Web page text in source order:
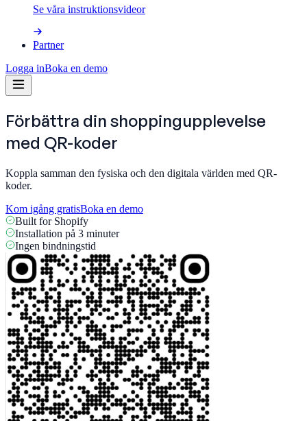
Se våra instruktionsvideor
Partner
Logga inBoka en demo
Förbättra din shoppingupplevelse
med QR-koder
Koppla samman den fysiska och den digitala världen med QR-
koder.
Kom igång gratisBoka en demo
Built for Shopify
Installation på 3 minuter
Ingen bindningstid